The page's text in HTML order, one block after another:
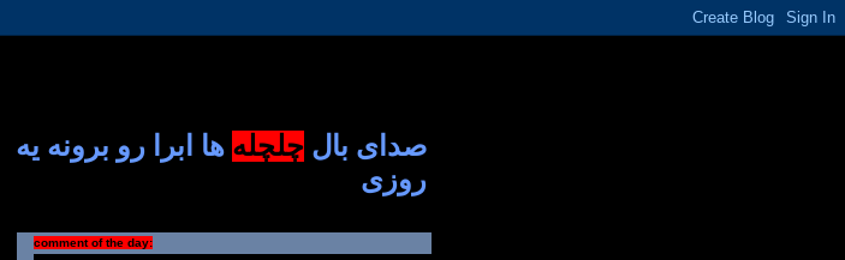
صدای بال چلچله ها ابرا رو برونه یه
روزی
comment of the day: